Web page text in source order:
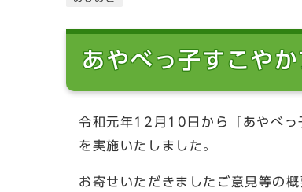
あやべっ子すこや
令和元年12月10日から「あやべっ
を実施いたしました。
お寄せいただきましたご意見等の